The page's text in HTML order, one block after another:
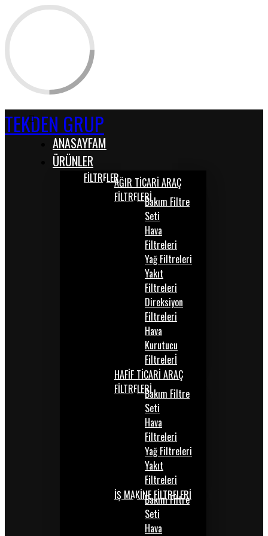
TEKDEN GRUP
ANASAYFAM
ÜRÜNLER
FİLTRELERAĞIR TİCARİ ARAÇ
FİLTRELERİBakım Filtre
Seti
Hava
Filtreleri
Yağ Filtreleri
Yakıt
Filtreleri
Direksiyon
Filtreleri
Hava
Kurutucu
Filtrelerİ
HAFİF TİCARİ ARAÇ
FİLTRELERİBakım Filtre
Seti
Hava
Filtreleri
Yağ Filtreleri
Yakıt
Filtreleri
İŞ MAKİNE FİLTRELERİ
Bakım Filtre
Seti
Hava